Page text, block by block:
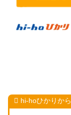
hi-hoひかりか